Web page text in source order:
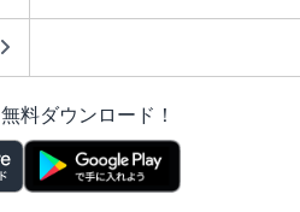
料ダウンロード！